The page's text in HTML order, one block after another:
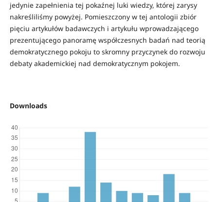
jedynie zapełnienia tej pokaźnej luki wiedzy, której zarysy
nakreśliliśmy powyżej. Pomieszczony w tej antologii zbiór
pięciu artykułów badawczych i artykułu wprowadzającego
prezentującego panoramę współczesnych badań nad teorią
demokratycznego pokoju to skromny przyczynek do rozwoju
debaty akademickiej nad demokratycznym pokojem.
Downloads